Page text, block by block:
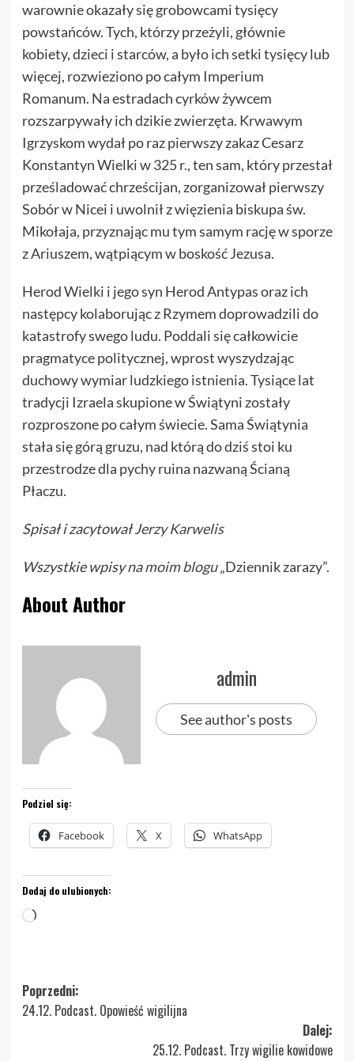
warownie okazały się grobowcami tysięcy
powstańców. Tych, którzy przeżyli, głównie
kobiety, dzieci i starców, a było ich setki tysięcy lub
więcej, rozwieziono po całym Imperium
Romanum. Na estradach cyrków żywcem
rozszarpywały ich dzikie zwierzęta. Krwawym
Igrzyskom wydał po raz pierwszy zakaz Cesarz
Konstantyn Wielki w 325 r., ten sam, który przestał
prześladować chrześcijan, zorganizował pierwszy
Sobór w Nicei i uwolnił z więzienia biskupa św.
Mikołaja, przyznając mu tym samym rację w sporze
z Ariuszem, wątpiącym w boskość Jezusa.
Herod Wielki i jego syn Herod Antypas oraz ich
następcy kolaborując z Rzymem doprowadzili do
katastrofy swego ludu. Poddali się całkowicie
pragmatyce politycznej, wprost wyszydzając
duchowy wymiar ludzkiego istnienia. Tysiące lat
tradycji Izraela skupione w Świątyni zostały
rozproszone po całym świecie. Sama Świątynia
stała się górą gruzu, nad którą do dziś stoi ku
przestrodze dla pychy ruina nazwaną Ścianą
Płaczu.
Spisał i zacytowałJerzy Karwelis
Wszystkie wpisy namoim blogu„Dziennik zarazy”.
About Author
admin
See author's posts
Podziel się:
Facebook X WhatsApp
Dodaj do ulubionych:
Wczytywanie…
Zobacz
wpisy
Poprzedni:
24.12. Podcast. Opowieść wigilijna
Dalej:
25.12. Podcast. Trzy wigilie kowidowe